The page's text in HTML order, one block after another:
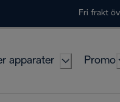
Fri frakt
apparater Promo